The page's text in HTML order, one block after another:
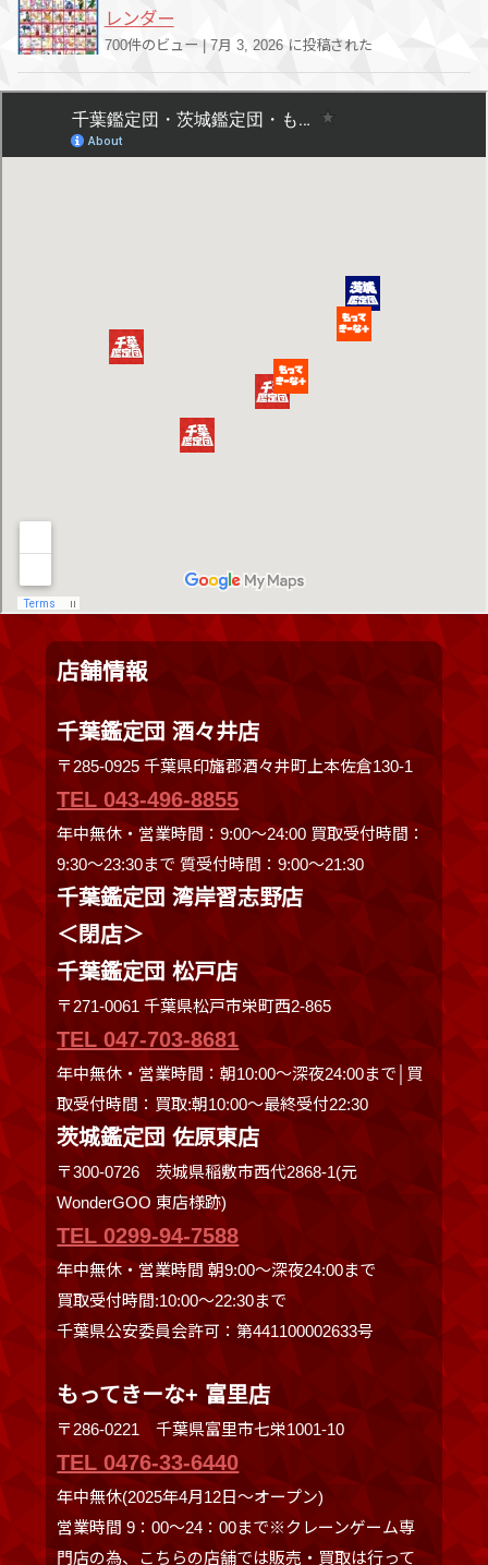
レンダー
700件のビュー 7月 3, 2026 に投稿された
店舗情報
千葉鑑定団 酒々井店
〒285-0925 千葉県印旛郡酒々井町上本佐倉130-1
TEL 043-496-8855
年中無休・営業時間：9:00～24:00 買取受付時間：
9:30〜23:30まで 質受付時間：9:00～21:30
千葉鑑定団 湾岸習志野店
＜閉店＞
千葉鑑定団 松戸店
〒271-0061 千葉県松戸市栄町西2-865
TEL 047-703-8681
年中無休・営業時間：朝10:00～深夜24:00まで│買
取受付時間：買取:朝10:00～最終受付22:30
茨城鑑定団 佐原東店
〒300-0726 茨城県稲敷市西代2868-1(元
WonderGOO 東店様跡)
TEL 0299-94-7588
年中無休・営業時間 朝9:00〜深夜24:00まで
買取受付時間:10:00〜22:30まで
千葉県公安委員会許可：第441100002633号
もってきーな+ 富里店
〒286-0221 千葉県富里市七栄1001-10
TEL 0476-33-6440
年中無休(2025年4月12日～オープン)
営業時間 9：00～24：00まで※クレーンゲーム専
門店の為、こちらの店舗では販売・買取は行って